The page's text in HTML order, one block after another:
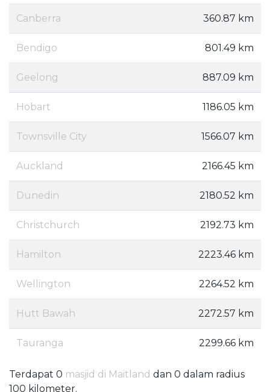
Canberra 360.87 km
Bendigo 801.49 km
Geelong 887.09 km
Hobart 1186.05 km
Townsville City 1566.07 km
Auckland 2166.45 km
Dunedin 2180.52 km
Christchurch 2192.73 km
Hamilton 2223.46 km
Wellington 2264.52 km
Hutt Bawah 2272.57 km
Tauranga 2299.66 km
Terdapat 0 masjid di Maitland dan 0 dalam radius
100 kilometer.